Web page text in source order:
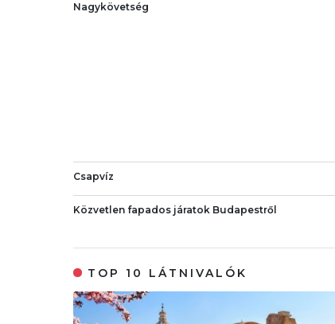
Nagykövetség
Csapvíz
Közvetlen fapados járatok Budapestről
TOP 10 LÁTNIVALÓK